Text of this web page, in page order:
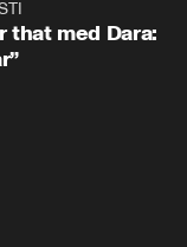
that med Dara: